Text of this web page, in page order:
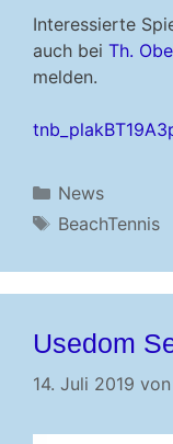
Interessierte
auch bei Th.
melden.
Kategorien
News
Schlagwörter
BeachTennis
Usedom
14. Juli 2019 von